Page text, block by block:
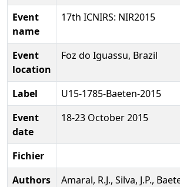
Event
name
17th ICNIRS: NIR2015
Event
location
Foz do Iguassu, Brazil
Label
U15-1785-Baeten-2015
Event
date
18-23 October 2015
Fichier
Authors
Amaral, R.J., Silva, J.P.,